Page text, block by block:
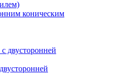
коническим